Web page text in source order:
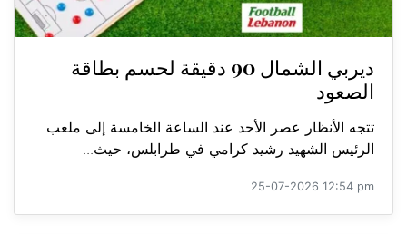
ديربي الشمال 90 دقيقة لحسم بطاقة
الصعود
تتجه الأنظار عصر الأحد عند الساعة الخامسة إلى ملعب
الرئيس الشهيد رشيد كرامي في طرابلس، حيث...
25-07-2026 12:54 pm